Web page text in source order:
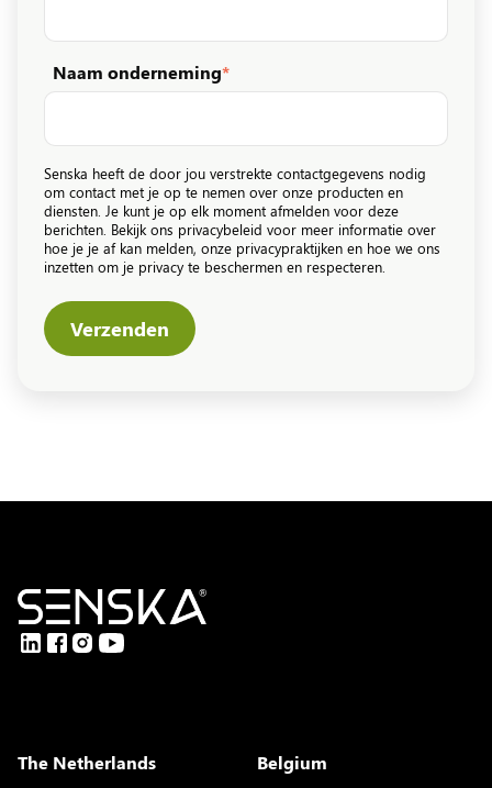
Naam onderneming*
Senska heeft de door jou verstrekte contactgegevens nodig
om contact met je op te nemen over onze producten en
diensten. Je kunt je op elk moment afmelden voor deze
berichten. Bekijk ons privacybeleid voor meer informatie over
hoe je je af kan melden, onze privacypraktijken en hoe we ons
inzetten om je privacy te beschermen en respecteren.
The Netherlands Belgium